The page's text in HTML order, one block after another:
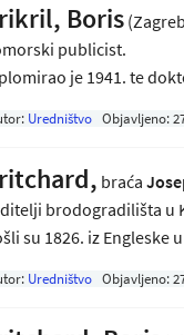
Boris
publicist.
je 1941. te
Uredništvo Objavljeno:
braća
brodogradilišta u
su 1826. iz
Uredništvo Objavljeno: